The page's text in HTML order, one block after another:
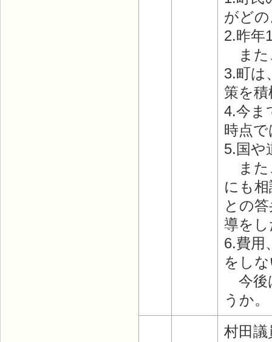
がど
2.昨年
また
3.町は
策を
4.今ま
時点
5.国や
また
にも
との
導を
6.費用
をし
今後
うか。
村田